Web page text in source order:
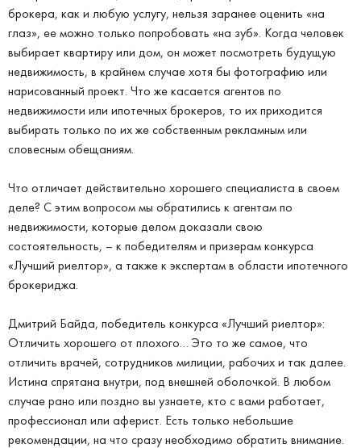
брокера, как и любую услугу, нельзя заранее оценить «на
глаз», ее можно только попробовать «на зуб». Когда человек
выбирает квартиру или дом, он может посмотреть будущую
недвижимость, в крайнем случае хотя бы фотографию или
нарисованный проект. Что же касается агентов по
недвижимости или ипотечных брокеров, то их приходится
выбирать только по их же собственным рекламным или
словесным обещаниям.
Что отличает действительно хорошего специалиста в своем
деле? С этим вопросом мы обратились к агентам по
недвижимости, которые делом доказали свою
состоятельность, – к победителям и призерам конкурса
«Лучший риелтор», а также к экспертам в области ипотечного
брокериджа.
Дмитрий Байда, победитель конкурса «Лучший риелтор»:
Отличить хорошего от плохого… Это то же самое, что
отличить врачей, сотрудников милиции, рабочих и так далее.
Истина спрятана внутри, под внешней оболочкой. В любом
случае рано или поздно вы узнаете, кто с вами работает,
профессионал или аферист. Есть только небольшие
рекомендации, на что сразу необходимо обратить внимание.